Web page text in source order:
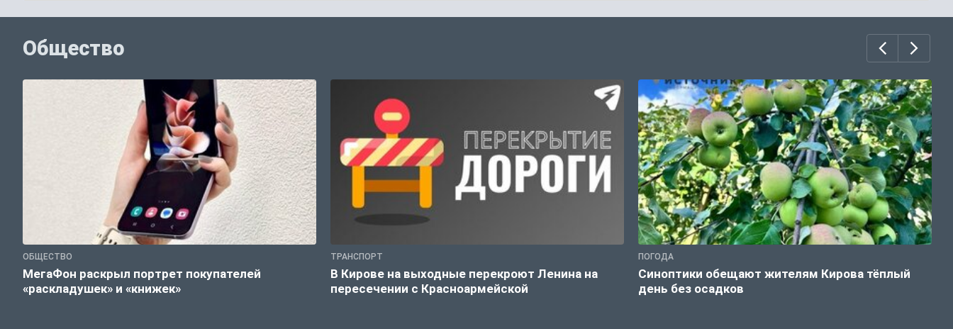
Общество
ОБЩЕСТВО
МегаФон раскрыл портрет покупателей
«раскладушек» и «книжек»
ТРАНСПОРТ
В Кирове на выходные перекроют Ленина на
пересечении с Красноармейской
ПОГОДА
Синоптики обещают жителям Кирова тёплый
день без осадков